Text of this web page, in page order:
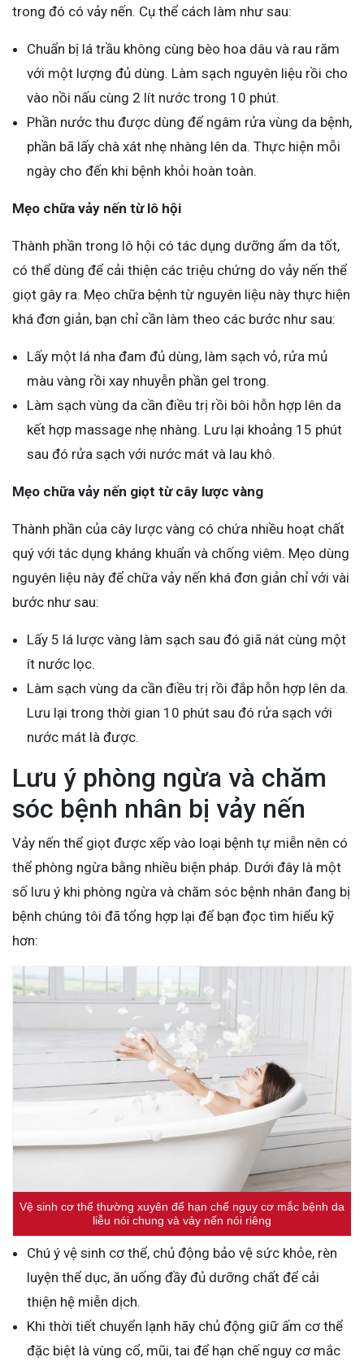
trong đó có vảy nến. Cụ thể cách làm như sau:
Chuẩn bị lá trầu không cùng bèo hoa dâu và rau răm
với một lượng đủ dùng. Làm sạch nguyên liệu rồi cho
vào nồi nấu cùng 2 lít nước trong 10 phút.
Phần nước thu được dùng để ngâm rửa vùng da bệnh,
phần bã lấy chà xát nhẹ nhàng lên da. Thực hiện mỗi
ngày cho đến khi bệnh khỏi hoàn toàn.
Mẹo chữa vảy nến từ lô hội
Thành phần trong lô hội có tác dụng dưỡng ẩm da tốt,
có thể dùng để cải thiện các triệu chứng do vảy nến thể
giọt gây ra. Mẹo chữa bệnh từ nguyên liệu này thực hiện
khá đơn giản, bạn chỉ cần làm theo các bước như sau:
Lấy một lá nha đam đủ dùng, làm sạch vỏ, rửa mủ
màu vàng rồi xay nhuyễn phần gel trong.
Làm sạch vùng da cần điều trị rồi bôi hỗn hợp lên da
kết hợp massage nhẹ nhàng. Lưu lại khoảng 15 phút
sau đó rửa sạch với nước mát và lau khô.
Mẹo chữa vảy nến giọt từ cây lược vàng
Thành phần của cây lược vàng có chứa nhiều hoạt chất
quý với tác dụng kháng khuẩn và chống viêm. Mẹo dùng
nguyên liệu này để chữa vảy nến khá đơn giản chỉ với vài
bước như sau:
Lấy 5 lá lược vàng làm sạch sau đó giã nát cùng một
ít nước lọc.
Làm sạch vùng da cần điều trị rồi đắp hỗn hợp lên da.
Lưu lại trong thời gian 10 phút sau đó rửa sạch với
nước mát là được.
Lưu ý phòng ngừa và chăm
sóc bệnh nhân bị vảy nến
Vảy nến thể giọt được xếp vào loại bệnh tự miễn nên có
thể phòng ngừa bằng nhiều biện pháp. Dưới đây là một
số lưu ý khi phòng ngừa và chăm sóc bệnh nhân đang bị
bệnh chúng tôi đã tổng hợp lại để bạn đọc tìm hiểu kỹ
hơn:
Vệ sinh cơ thể thường xuyên để hạn chế nguy cơ mắc bệnh da
liễu nói chung và vảy nến nói riêng
Chú ý vệ sinh cơ thể, chủ động bảo vệ sức khỏe, rèn
luyện thể dục, ăn uống đầy đủ dưỡng chất để cải
thiện hệ miễn dịch.
Khi thời tiết chuyển lạnh hãy chủ động giữ ấm cơ thể
đặc biệt là vùng cổ, mũi, tai để hạn chế nguy cơ mắc